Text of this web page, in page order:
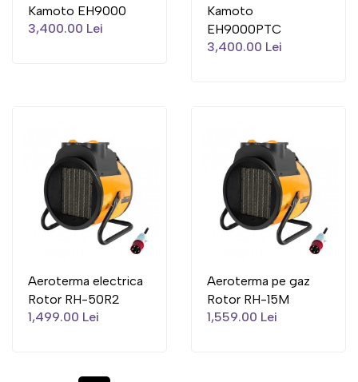
Kamoto EH9000
3,400.00 Lei
Kamoto
EH9000PTC
3,400.00 Lei
Aeroterma electrica
Rotor RH-50R2
1,499.00 Lei
Aeroterma pe gaz
Rotor RH-15M
1,559.00 Lei